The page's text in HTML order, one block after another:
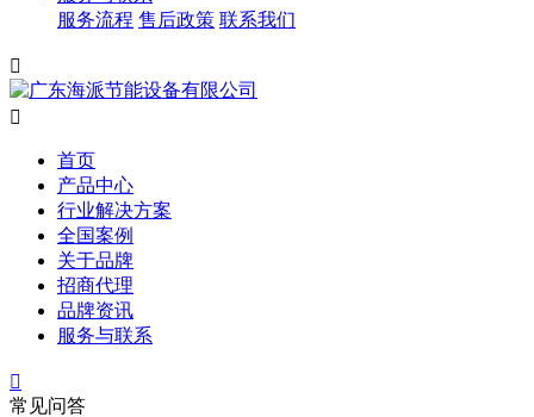
服务流程 售后政策 联系我们


首页
产品中心
行业解决方案
全国案例
关于品牌
招商代理
品牌资讯
服务与联系

常见问答